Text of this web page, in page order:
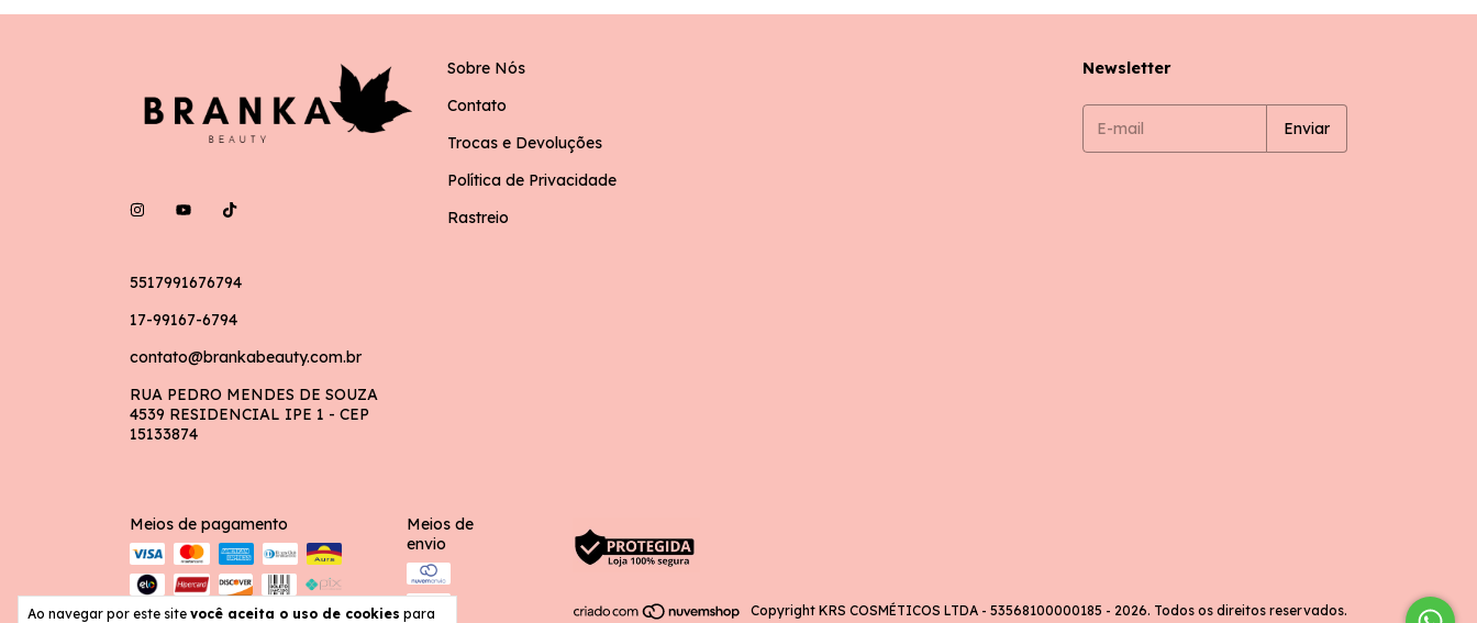
Ao navegar por este site você aceita o uso de cookies para
5517991676794
17-99167-6794
contato@brankabeauty.com.br
RUA PEDRO MENDES DE SOUZA
4539 RESIDENCIAL IPE 1 - CEP
15133874
Sobre Nós
Contato
Trocas e Devoluções
Política de Privacidade
Rastreio
Newsletter
Meios de pagamento
Meios de
envio
Copyright KRS COSMÉTICOS LTDA - 53568100000185 - 2026. Todos os direitos reservados.